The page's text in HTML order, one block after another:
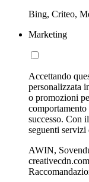
Bing, Criteo,
Marketing
Accettando
personalizzata
o promozioni
successo. Con
seguenti servizi
AWIN,